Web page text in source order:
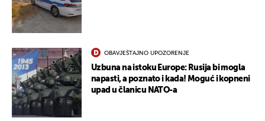
OBAVJEŠTAJNO UPOZORENJE
Uzbuna na istoku Europe: Rusija bi mogla
napasti, a poznato i kada! Moguć i kopneni
upad u članicu NATO-a